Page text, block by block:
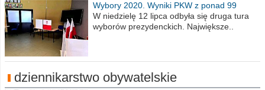
Wybory 2020. Wyniki PKW z ponad 99
procent obwodów
W niedzielę 12 lipca odbyła się druga tura
wyborów prezydenckich. Największe..
dziennikarstwo obywatelskie